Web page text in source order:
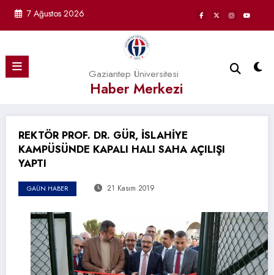
7 Ağustos 2026
Gaziantep Üniversitesi
Haber Merkezi
REKTÖR PROF. DR. GÜR, İSLAHİYE
KAMPÜSÜNDE KAPALI HALI SAHA AÇILIŞI
YAPTI
GAÜN HABER 21 Kasım 2019